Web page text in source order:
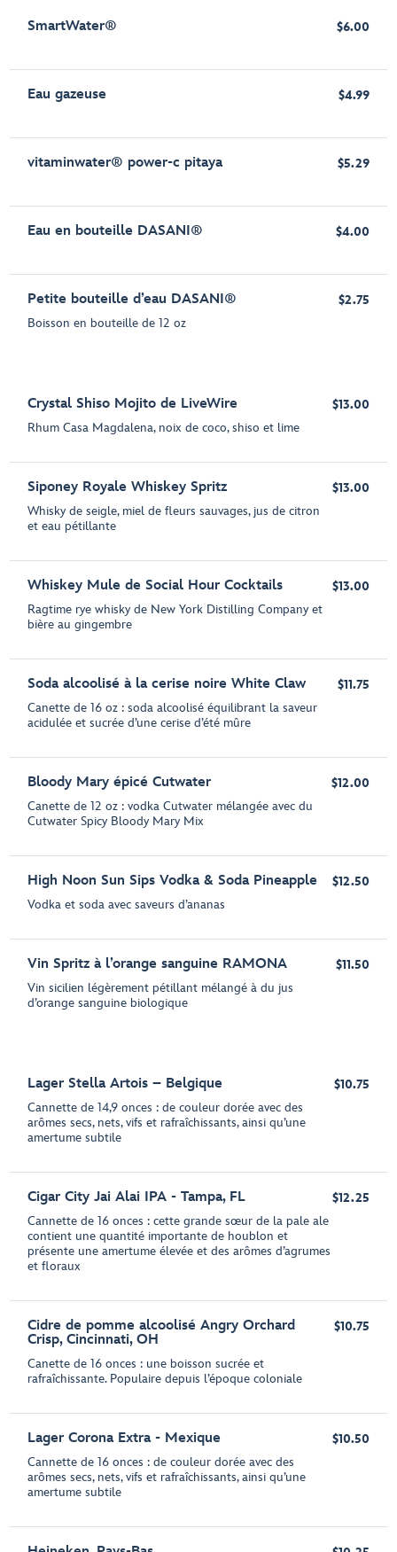
SmartWater® $6.00
Eau gazeuse $4.99
vitaminwater® power-c pitaya $5.29
Eau en bouteille DASANI® $4.00
Petite bouteille d’eau DASANI®
Boisson en bouteille de 12 oz
$2.75
Crystal Shiso Mojito de LiveWire
Rhum Casa Magdalena, noix de coco, shiso et lime
$13.00
Siponey Royale Whiskey Spritz
Whisky de seigle, miel de fleurs sauvages, jus de citron
et eau pétillante
$13.00
Whiskey Mule de Social Hour Cocktails
Ragtime rye whisky de New York Distilling Company et
bière au gingembre
$13.00
Soda alcoolisé à la cerise noire White Claw
Canette de 16 oz : soda alcoolisé équilibrant la saveur
acidulée et sucrée d’une cerise d’été mûre
$11.75
Bloody Mary épicé Cutwater
Canette de 12 oz : vodka Cutwater mélangée avec du
Cutwater Spicy Bloody Mary Mix
$12.00
High Noon Sun Sips Vodka & Soda Pineapple
Vodka et soda avec saveurs d’ananas
$12.50
Vin Spritz à l’orange sanguine RAMONA
Vin sicilien légèrement pétillant mélangé à du jus
d’orange sanguine biologique
$11.50
Lager Stella Artois – Belgique
Cannette de 14,9 onces : de couleur dorée avec des
arômes secs, nets, vifs et rafraîchissants, ainsi qu’une
amertume subtile
$10.75
Cigar City Jai Alai IPA - Tampa, FL
Cannette de 16 onces : cette grande sœur de la pale ale
contient une quantité importante de houblon et
présente une amertume élevée et des arômes d’agrumes
et floraux
$12.25
Cidre de pomme alcoolisé Angry Orchard
Crisp, Cincinnati, OH
Canette de 16 onces : une boisson sucrée et
rafraîchissante. Populaire depuis l’époque coloniale
$10.75
Lager Corona Extra - Mexique
Cannette de 16 onces : de couleur dorée avec des
arômes secs, nets, vifs et rafraîchissants, ainsi qu’une
amertume subtile
$10.50